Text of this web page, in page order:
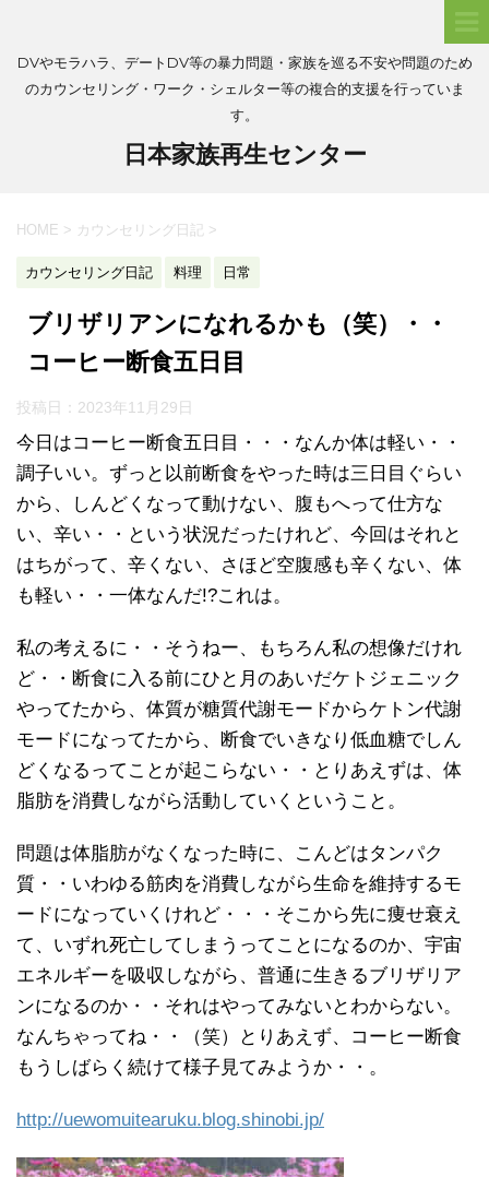
DVやモラハラ、デートDV等の暴力問題・家族を巡る不安や問題のため
のカウンセリング・ワーク・シェルター等の複合的支援を行っていま
す。
日本家族再生センター
HOME > カウンセリング日記 >
カウンセリング日記 料理 日常
ブリザリアンになれるかも（笑）・・
コーヒー断食五日目
投稿日： 2023年11月29日
今日はコーヒー断食五日目・・・なんか体は軽い・・
調子いい。ずっと以前断食をやった時は三日目ぐらい
から、しんどくなって動けない、腹もへって仕方な
い、辛い・・という状況だったけれど、今回はそれと
はちがって、辛くない、さほど空腹感も辛くない、体
も軽い・・一体なんだ!?これは。
私の考えるに・・そうねー、もちろん私の想像だけれ
ど・・断食に入る前にひと月のあいだケトジェニック
やってたから、体質が糖質代謝モードからケトン代謝
モードになってたから、断食でいきなり低血糖でしん
どくなるってことが起こらない・・とりあえずは、体
脂肪を消費しながら活動していくということ。
問題は体脂肪がなくなった時に、こんどはタンパク
質・・いわゆる筋肉を消費しながら生命を維持するモ
ードになっていくけれど・・・そこから先に痩せ衰え
て、いずれ死亡してしまうってことになるのか、宇宙
エネルギーを吸収しながら、普通に生きるブリザリア
ンになるのか・・それはやってみないとわからない。
なんちゃってね・・（笑）とりあえず、コーヒー断食
もうしばらく続けて様子見てみようか・・。
http://uewomuitearuku.blog.shinobi.jp/